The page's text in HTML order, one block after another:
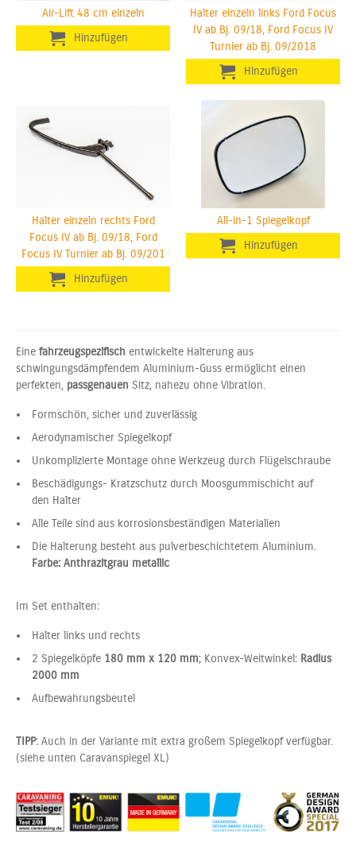
Air-Lift 48 cm einzeln
Halter einzeln links Ford Focus
IV ab Bj. 09/18, Ford Focus IV
Turnier ab Bj. 09/2018
Halter einzeln rechts Ford
Focus IV ab Bj. 09/18, Ford
Focus IV Turnier ab Bj. 09/201
All-in-1 Spiegelkopf
Eine fahrzeugspezifisch entwickelte Halterung aus
schwingungsdämpfendem Aluminium-Guss ermöglicht einen
perfekten, passgenauen Sitz, nahezu ohne Vibration.
Formschön, sicher und zuverlässig
Aerodynamischer Spiegelkopf
Unkomplizierte Montage ohne Werkzeug durch Flügelschraube
Beschädigungs- Kratzschutz durch Moosgummischicht auf
den Halter
Alle Teile sind aus korrosionsbeständigen Materialien
Die Halterung besteht aus pulverbeschichtetem Aluminium.
Farbe: Anthrazitgrau metallic
Im Set enthalten:
Halter links und rechts
2 Spiegelköpfe 180 mm x 120 mm; Konvex-Weitwinkel: Radius
2000 mm
Aufbewahrungsbeutel
TIPP: Auch in der Variante mit extra großem Spiegelkopf verfügbar.
(siehe unten Caravanspiegel XL)